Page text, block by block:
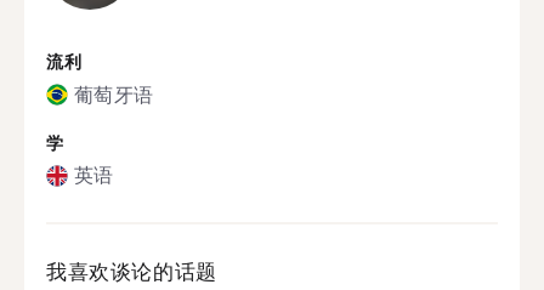
流利
葡萄牙语
学
英语
我喜欢谈论的话题